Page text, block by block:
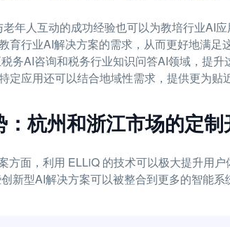
年人互动的成功经验也可以为教培行业AI
育行业AI解决方案的需求，从而更好地满足
务AI咨询和税务行业知识问答AI领域，提
定应用还可以结合地域性需求，提供更为贴
杭州和浙江市场的定制
方面，利用 ELLiQ 的技术可以极大提升用
新型AI解决方案可以被整合到更多的智能系